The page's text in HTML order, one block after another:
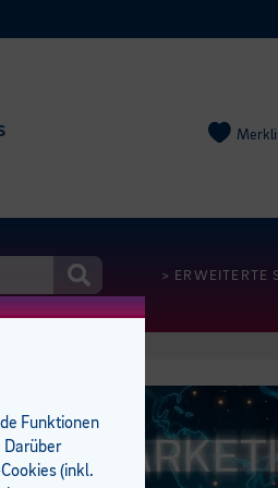
> ERWEITERTE
Funktionen
Darüber
(inkl.